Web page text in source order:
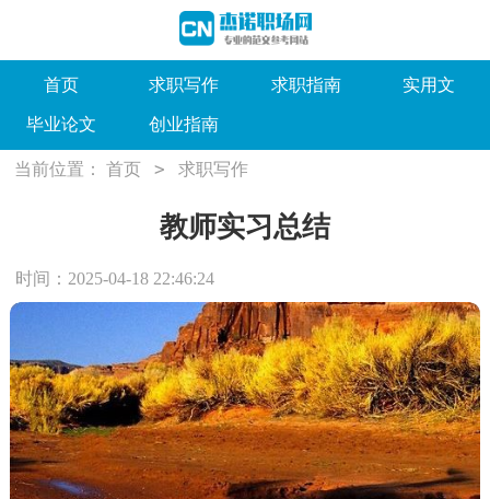
首页 求职写作 求职指南 实用文
毕业论文 创业指南
当前位置： 首页 > 求职写作
教师实习总结
时间：2025-04-18 22:46:24